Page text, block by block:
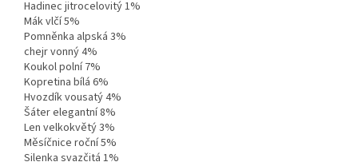
Hadinec jitrocelovitý 1%
Mák vlčí 5%
Pomněnka alpská 3%
chejr vonný 4%
Koukol polní 7%
Kopretina bílá 6%
Hvozdík vousatý 4%
Šáter elegantní 8%
Len velkokvětý 3%
Měsíčnice roční 5%
Silenka svazčitá 1%